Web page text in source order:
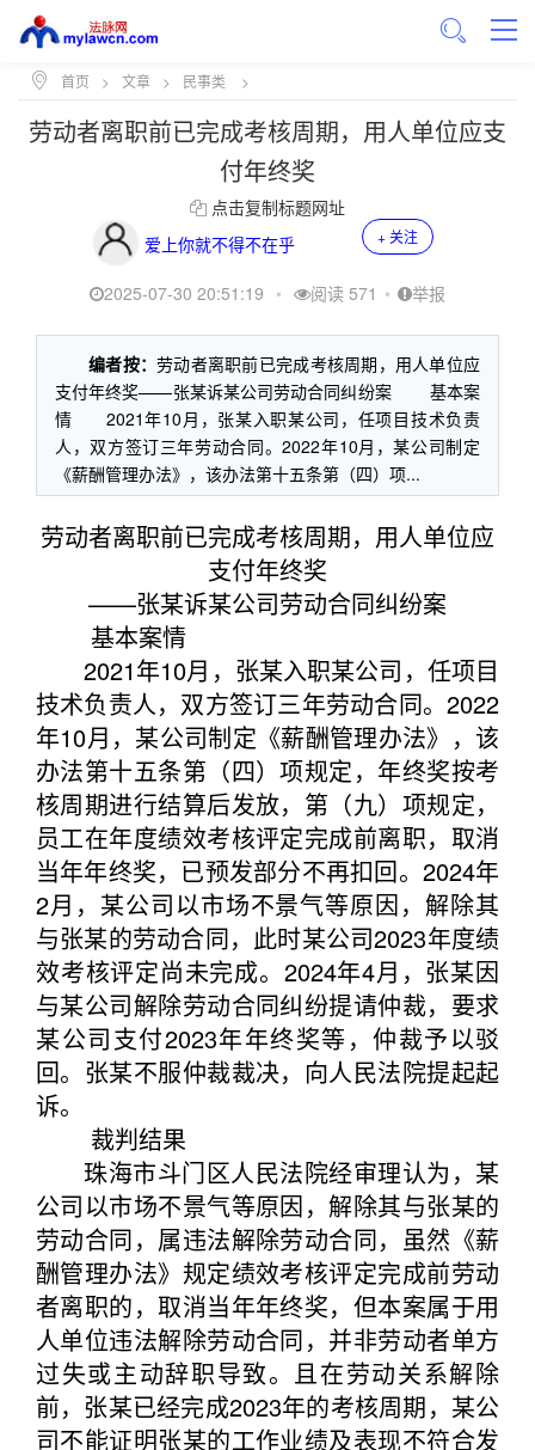
首页 > 文章 > 民事类 >
劳动者离职前已完成考核周期，用人单位应支
付年终奖
点击复制标题网址
爱上你就不得不在乎
+ 关注
2025-07-30 20:51:19 • 阅读 571 • 举报
编者按：劳动者离职前已完成考核周期，用人单位应
支付年终奖——张某诉某公司劳动合同纠纷案 基本案
情 2021年10月，张某入职某公司，任项目技术负责
人，双方签订三年劳动合同。2022年10月，某公司制定
《薪酬管理办法》，该办法第十五条第（四）项...
劳动者离职前已完成考核周期，用人单位应
支付年终奖
——张某诉某公司劳动合同纠纷案
基本案情
2021年10月，张某入职某公司，任项目
技术负责人，双方签订三年劳动合同。2022
年10月，某公司制定《薪酬管理办法》，该
办法第十五条第（四）项规定，年终奖按考
核周期进行结算后发放，第（九）项规定，
员工在年度绩效考核评定完成前离职，取消
当年年终奖，已预发部分不再扣回。2024年
2月，某公司以市场不景气等原因，解除其
与张某的劳动合同，此时某公司2023年度绩
效考核评定尚未完成。2024年4月，张某因
与某公司解除劳动合同纠纷提请仲裁，要求
某公司支付2023年年终奖等，仲裁予以驳
回。张某不服仲裁裁决，向人民法院提起起
诉。
裁判结果
珠海市斗门区人民法院经审理认为，某
公司以市场不景气等原因，解除其与张某的
劳动合同，属违法解除劳动合同，虽然《薪
酬管理办法》规定绩效考核评定完成前劳动
者离职的，取消当年年终奖，但本案属于用
人单位违法解除劳动合同，并非劳动者单方
过失或主动辞职导致。且在劳动关系解除
前，张某已经完成2023年的考核周期，某公
司不能证明张某的工作业绩及表现不符合发